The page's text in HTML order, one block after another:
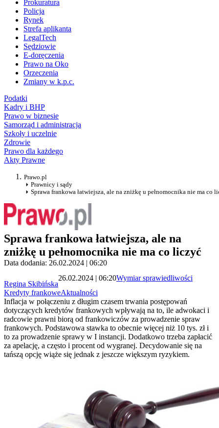
Prokuratura
Policja
Rynek
Strefa aplikanta
LegalTech
Sędziowie
E-doręczenia
Prawo na Oko
Orzeczenia
Zmiany w k.p.c.
Podatki
Kadry i BHP
Prawo w biznesie
Samorząd i administracja
Szkoły i uczelnie
Zdrowie
Prawo dla każdego
Akty Prawne
Prawo.pl
Prawnicy i sądy
Sprawa frankowa łatwiejsza, ale na zniżkę u pełnomocnika nie ma co
Sprawa frankowa łatwiejsza, ale na
zniżkę u pełnomocnika nie ma co liczyć
Data dodania: 26.02.2024 | 06:20
Regina Skibińska
26.02.2024 | 06:20Wymiar sprawiedliwości
Kredyty frankoweAktualności
Inflacja w połączeniu z długim czasem trwania postępowań
dotyczących kredytów frankowych wpływają na to, ile adwokaci i
radcowie prawni biorą od frankowiczów za prowadzenie spraw
frankowych. Podstawowa stawka to obecnie więcej niż 10 tys. zł i
to za prowadzenie sprawy w I instancji. Dodatkowo trzeba zapłacić
za apelację, a często i procent od wygranej. Decydowanie się na
tańszą opcję wiąże się jednak z jeszcze większym ryzykiem.